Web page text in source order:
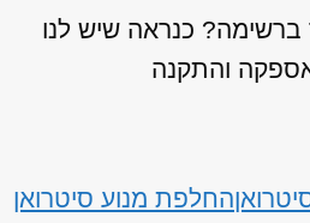
כנראה שיש לנו
והתקנה
החלפת מנוע סיטרואן